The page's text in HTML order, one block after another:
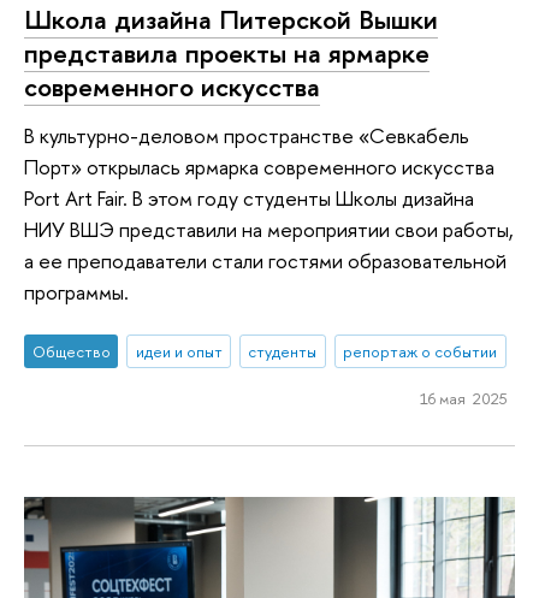
Школа дизайна Питерской Вышки
представила проекты на ярмарке
современного искусства
В культурно-деловом пространстве «Севкабель
Порт» открылась ярмарка современного искусства
Port Art Fair. В этом году студенты Школы дизайна
НИУ ВШЭ представили на мероприятии свои работы,
а ее преподаватели стали гостями образовательной
программы.
Общество идеи и опыт студенты репортаж о событии
16 мая 2025